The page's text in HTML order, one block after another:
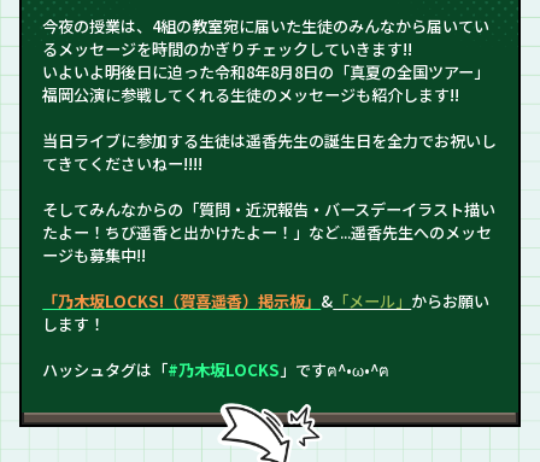
今夜の授業は、4組の教室宛に届いた生徒のみんなから届いてい
るメッセージを時間のかぎりチェックしていきます!!
いよいよ明後日に迫った令和8年8月8日の「真夏の全国ツアー」
福岡公演に参戦してくれる生徒のメッセージも紹介します!!
当日ライブに参加する生徒は遥香先生の誕生日を全力でお祝いし
てきてくださいねー!!!!
そしてみんなからの「質問・近況報告・バースデーイラスト描い
たよー！ちび遥香と出かけたよー！」など...遥香先生へのメッセ
ージも募集中!!
「乃木坂LOCKS!（賀喜遥香）掲示板」 & 「メール」 からお願い
します！
ハッシュタグは「#乃木坂LOCKS」ですฅ^•ω•^ฅ